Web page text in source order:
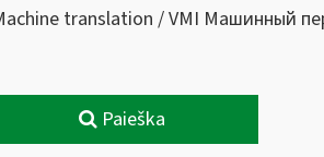
translation / VMI Машинный
Paieška